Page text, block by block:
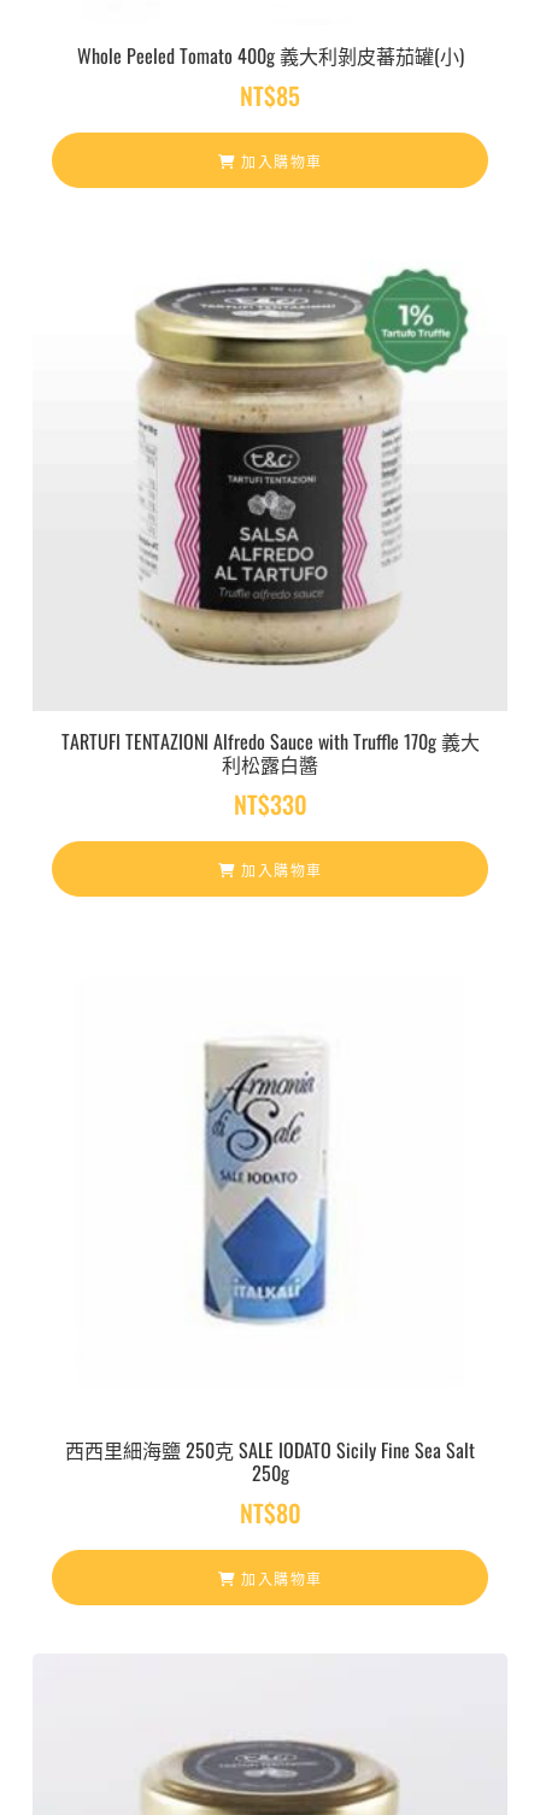
Whole Peeled Tomato 400g 義大利剝皮蕃茄罐(小)
NT$85
加入購物車
TARTUFI TENTAZIONI Alfredo Sauce with Truffle 170g 義大
利松露白醬
NT$330
加入購物車
西西里細海鹽 250克 SALE IODATO Sicily Fine Sea Salt
250g
NT$80
加入購物車